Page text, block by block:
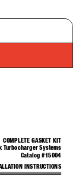
COMPLETE GASKET KIT
Turbocharger Systems
Catalog #15004
TION INSTRUCTIONS